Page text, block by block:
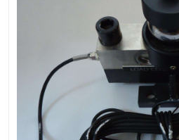
半自动输送机
冷却塔